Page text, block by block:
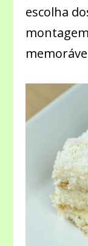
escolha